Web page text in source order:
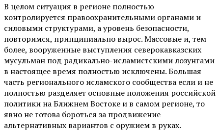
В целом ситуация в регионе полностью
контролируется правоохранительными органами и
силовыми структурами, а уровень безопасности,
повторимся, принципиально вырос. Массовые и, тем
более, вооруженные выступления северокавказских
мусульман под радикально-исламистскими лозунгами
в настоящее время полностью исключены. Большая
часть регионального исламского сообщества если и не
полностью разделяет основные положения российской
политики на Ближнем Востоке и в самом регионе, то
явно не готова бороться за продвижение
альтернативных вариантов с оружием в руках.